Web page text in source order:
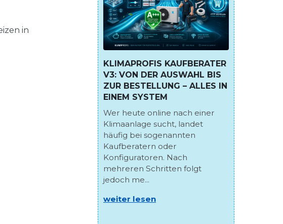
in
KLIMAPROFIS KAUFBERATER
V3: VON DER AUSWAHL BIS
ZUR BESTELLUNG – ALLES IN
EINEM SYSTEM
Wer heute online nach einer
Klimaanlage sucht, landet
häufig bei sogenannten
Kaufberatern oder
Konfiguratoren. Nach
mehreren Schritten folgt
jedoch me...
weiter lesen